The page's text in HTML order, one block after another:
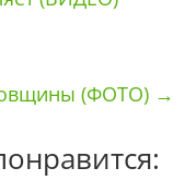
(ФОТО) →